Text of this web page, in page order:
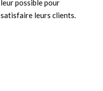
leur possible pour
satisfaire leurs clients.